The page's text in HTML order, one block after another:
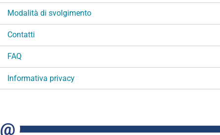
Modalità di svolgimento
Contatti
FAQ
Informativa privacy